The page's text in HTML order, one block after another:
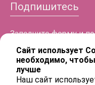
Подпишитесь
Заполните форму и
информацию!
ФИО
Сайт использует
необходимо,
лучше
Наш сайт